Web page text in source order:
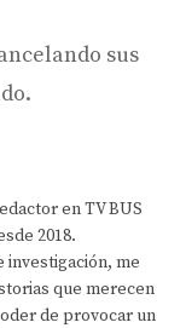
sus
en TV BUS
2018.
investigación, me
que merecen
de provocar un